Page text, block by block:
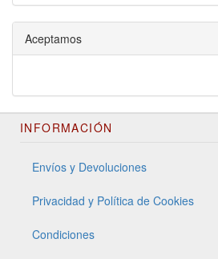
Aceptamos
INFORMACIÓN
Envíos y Devoluciones
Privacidad y Política de Cookies
Condiciones